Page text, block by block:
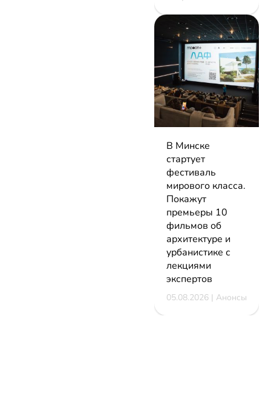
В Минске
стартует
фестиваль
мирового класса.
Покажут
премьеры 10
фильмов об
архитектуре и
урбанистике с
лекциями
экспертов
05.08.2026 | Анонсы